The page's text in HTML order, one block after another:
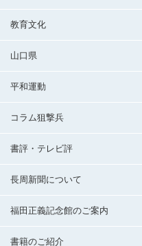
教育文化
山口県
平和運動
コラム狙撃兵
書評・テレビ評
長周新聞について
福田正義記念館のご案内
書籍のご紹介